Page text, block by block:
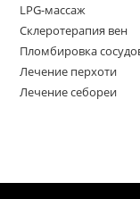
LPG-массаж
Склеротерапия вен
Пломбировка
Лечение перхоти
Лечение себореи